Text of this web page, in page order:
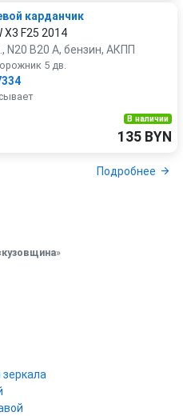
карданчик
X3 F25 2014
N20 B20 A, бензин, АКПП
5 дв.
В наличии
135 BYN
Подробнее
»